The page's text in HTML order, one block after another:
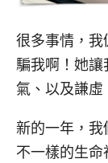
很多事情，
騙我啊！她
氣、以及謙虛
新的一年，
不一樣的生命